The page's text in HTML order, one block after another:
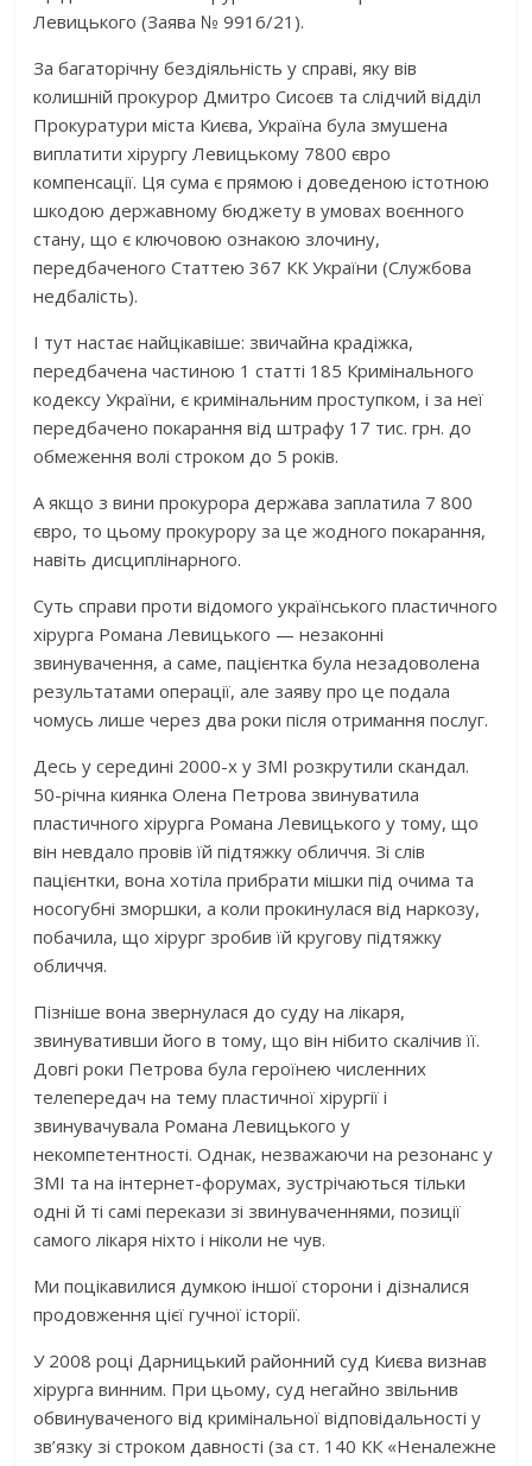
Левицького (Заява № 9916/21).
За багаторічну бездіяльність у справі, яку вів
колишній прокурор Дмитро Сисоєв та слідчий відділ
Прокуратури міста Києва, Україна була змушена
виплатити хірургу Левицькому 7800 євро
компенсації. Ця сума є прямою і доведеною істотною
шкодою державному бюджету в умовах воєнного
стану, що є ключовою ознакою злочину,
передбаченого Статтею 367 КК України (Службова
недбалість).
І тут настає найцікавіше: звичайна крадіжка,
передбачена частиною 1 статті 185 Кримінального
кодексу України, є кримінальним проступком, і за неї
передбачено покарання від штрафу 17 тис. грн. до
обмеження волі строком до 5 років.
А якщо з вини прокурора держава заплатила 7 800
євро, то цьому прокурору за це жодного покарання,
навіть дисциплінарного.
Суть справи проти відомого українського пластичного
хірурга Романа Левицького — незаконні
звинувачення, а саме, пацієнтка була незадоволена
результатами операції, але заяву про це подала
чомусь лише через два роки після отримання послуг.
Десь у середині 2000-х у ЗМІ розкрутили скандал.
50-річна киянка Олена Петрова звинуватила
пластичного хірурга Романа Левицького у тому, що
він невдало провів їй підтяжку обличчя. Зі слів
пацієнтки, вона хотіла прибрати мішки під очима та
носогубні зморшки, а коли прокинулася від наркозу,
побачила, що хірург зробив їй кругову підтяжку
обличчя.
Пізніше вона звернулася до суду на лікаря,
звинувативши його в тому, що він нібито скалічив її.
Довгі роки Петрова була героїнею численних
телепередач на тему пластичної хірургії і
звинувачувала Романа Левицького у
некомпетентності. Однак, незважаючи на резонанс у
ЗМІ та на інтернет-форумах, зустрічаються тільки
одні й ті самі перекази зі звинуваченнями, позиції
самого лікаря ніхто і ніколи не чув.
Ми поцікавилися думкою іншої сторони і дізналися
продовження цієї гучної історії.
У 2008 році Дарницький районний суд Києва визнав
хірурга винним. При цьому, суд негайно звільнив
обвинуваченого від кримінальної відповідальності у
зв’язку зі строком давності (за ст. 140 КК «Неналежне